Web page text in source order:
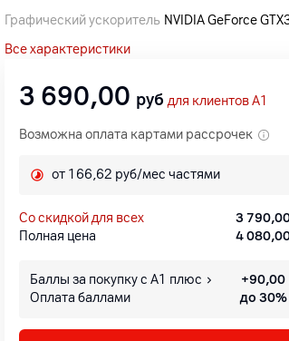
Графический ускоритель NVIDIA GeForce
Все характеристики
3 690,00 руб для клиентов A1
Возможна оплата картами рассрочек
от 166,62 руб/мес частями
со скидкой для всех 3
Полная цена
4
Баллы за покупку с А1 плюс +90,00
Оплата баллами
до 30%